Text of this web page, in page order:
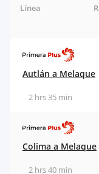
Línea
Autlán a Melaque
2 hrs 35 min
Colima a Melaque
2 hrs 40 min